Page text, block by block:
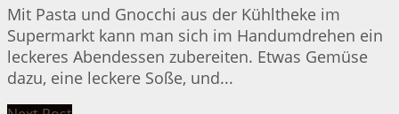
Mit Pasta und Gnocchi aus der Kühltheke im
Supermarkt kann man sich im Handumdrehen ein
leckeres Abendessen zubereiten. Etwas Gemüse
dazu, eine leckere Soße, und...